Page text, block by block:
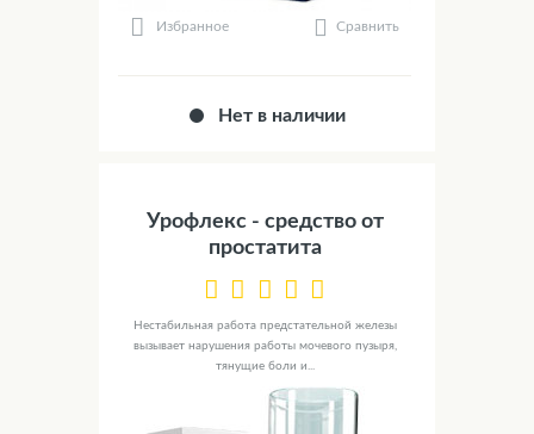
Избранное Сравнить
Нет в наличии
Урофлекс - средство от
простатита
Нестабильная работа предстательной железы
вызывает нарушения работы мочевого пузыря,
тянущие боли и...